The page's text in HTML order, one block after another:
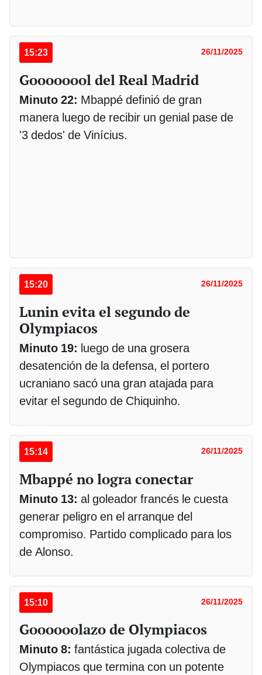
15:23 26/11/2025
Goooooool del Real Madrid
Minuto 22: Mbappé definió de gran
manera luego de recibir un genial pase de
'3 dedos' de Vinícius.
15:20 26/11/2025
Lunin evita el segundo de
Olympiacos
Minuto 19: luego de una grosera
desatención de la defensa, el portero
ucraniano sacó una gran atajada para
evitar el segundo de Chiquinho.
15:14 26/11/2025
Mbappé no logra conectar
Minuto 13: al goleador francés le cuesta
generar peligro en el arranque del
compromiso. Partido complicado para los
de Alonso.
15:10 26/11/2025
Goooooolazo de Olympiacos
Minuto 8: fantástica jugada colectiva de
Olympiacos que termina con un potente